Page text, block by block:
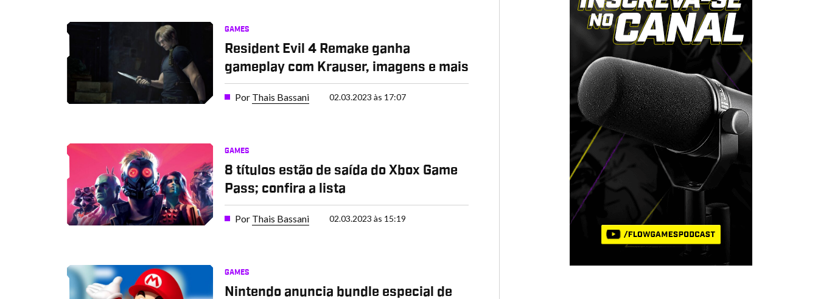
GAMES
Resident Evil 4 Remake ganha
gameplay com Krauser, imagens e mais
Por Thais Bassani 02.03.2023 às 17:07
GAMES
8 títulos estão de saída do Xbox Game
Pass; confira a lista
Por Thais Bassani 02.03.2023 às 15:19
GAMES
Nintendo anuncia bundle especial de